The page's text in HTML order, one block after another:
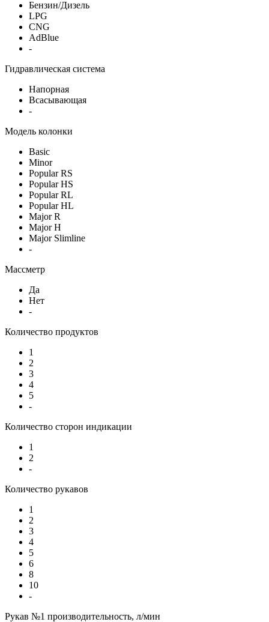
Бензин/Дизель
LPG
CNG
AdBlue
-
Гидравлическая система
Напорная
Всасывающая
-
Модель колонки
Basic
Minor
Popular RS
Popular HS
Popular RL
Popular HL
Major R
Major H
Major Slimline
-
Массметр
Да
Нет
-
Количество продуктов
1
2
3
4
5
-
Количество сторон индикации
1
2
-
Количество рукавов
1
2
3
4
5
6
8
10
-
Рукав №1 производительность, л/мин